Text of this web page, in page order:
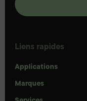
Liens rapides
Applications
Marques